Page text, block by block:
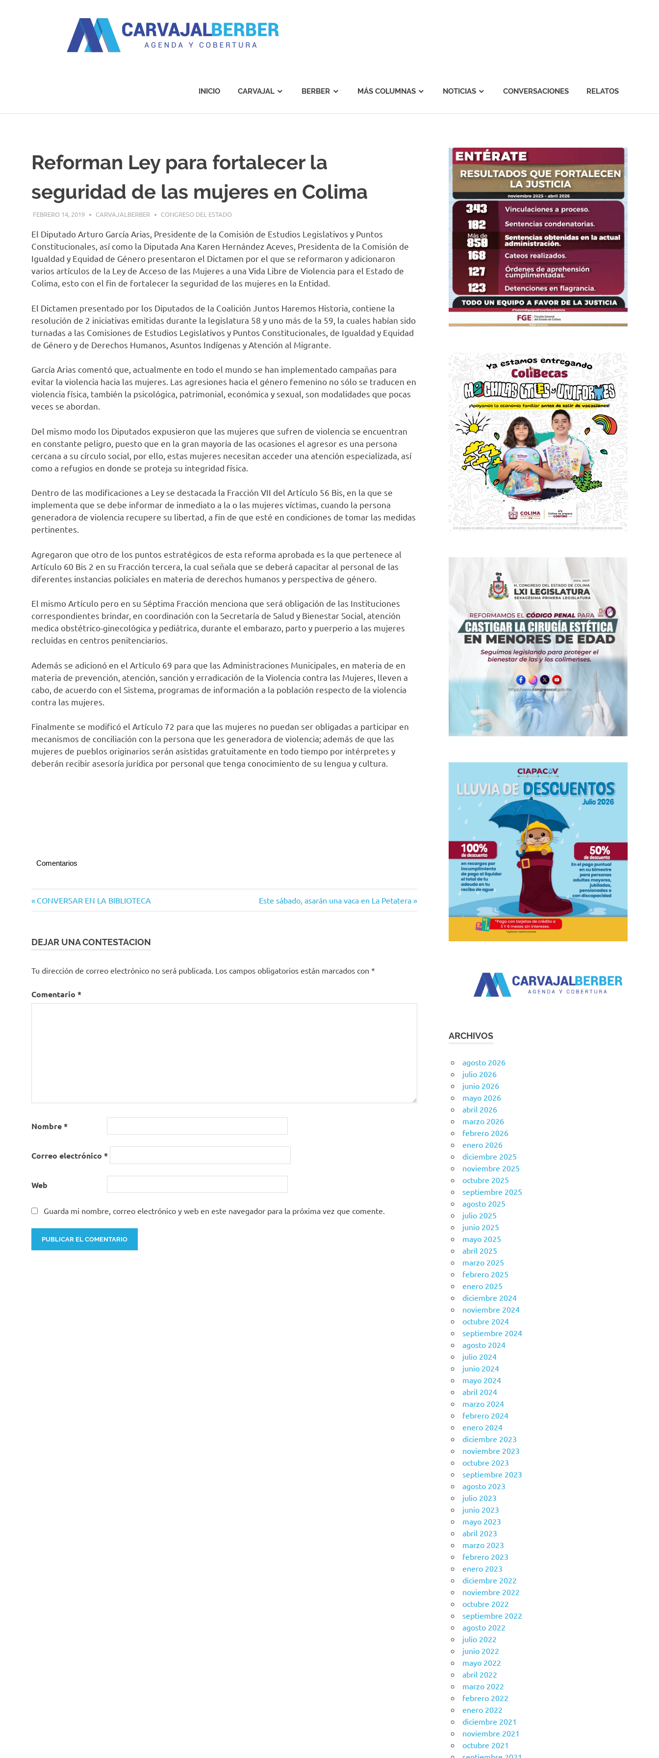
INICIO CARVAJAL BERBER MÁS COLUMNAS NOTICIAS CONVERSACIONES RELATOS
Reforman Ley para fortalecer la
seguridad de las mujeres en Colima
FEBRERO 14, 2019 CARVAJALBERBER CONGRESO DEL ESTADO
El Diputado Arturo García Arias, Presidente de la Comisión de Estudios Legislativos y Puntos
Constitucionales, así como la Diputada Ana Karen Hernández Aceves, Presidenta de la Comisión de
Igualdad y Equidad de Género presentaron el Dictamen por el que se reformaron y adicionaron
varios artículos de la Ley de Acceso de las Mujeres a una Vida Libre de Violencia para el Estado de
Colima, esto con el fin de fortalecer la seguridad de las mujeres en la Entidad.
El Dictamen presentado por los Diputados de la Coalición Juntos Haremos Historia, contiene la
resolución de 2 iniciativas emitidas durante la legislatura 58 y uno más de la 59, la cuales habían sido
turnadas a las Comisiones de Estudios Legislativos y Puntos Constitucionales, de Igualdad y Equidad
de Género y de Derechos Humanos, Asuntos Indígenas y Atención al Migrante.
García Arias comentó que, actualmente en todo el mundo se han implementado campañas para
evitar la violencia hacia las mujeres. Las agresiones hacia el género femenino no sólo se traducen en
violencia física, también la psicológica, patrimonial, económica y sexual, son modalidades que pocas
veces se abordan.
Del mismo modo los Diputados expusieron que las mujeres que sufren de violencia se encuentran
en constante peligro, puesto que en la gran mayoría de las ocasiones el agresor es una persona
cercana a su círculo social, por ello, estas mujeres necesitan acceder una atención especializada, así
como a refugios en donde se proteja su integridad física.
Dentro de las modificaciones a Ley se destacada la Fracción VII del Artículo 56 Bis, en la que se
implementa que se debe informar de inmediato a la o las mujeres víctimas, cuando la persona
generadora de violencia recupere su libertad, a fin de que esté en condiciones de tomar las medidas
pertinentes.
Agregaron que otro de los puntos estratégicos de esta reforma aprobada es la que pertenece al
Artículo 60 Bis 2 en su Fracción tercera, la cual señala que se deberá capacitar al personal de las
diferentes instancias policiales en materia de derechos humanos y perspectiva de género.
El mismo Artículo pero en su Séptima Fracción menciona que será obligación de las Instituciones
correspondientes brindar, en coordinación con la Secretaría de Salud y Bienestar Social, atención
medica obstétrico-ginecológica y pediátrica, durante el embarazo, parto y puerperio a las mujeres
recluidas en centros penitenciarios.
Además se adicionó en el Artículo 69 para que las Administraciones Municipales, en materia de en
materia de prevención, atención, sanción y erradicación de la Violencia contra las Mujeres, lleven a
cabo, de acuerdo con el Sistema, programas de información a la población respecto de la violencia
contra las mujeres.
Finalmente se modificó el Artículo 72 para que las mujeres no puedan ser obligadas a participar en
mecanismos de conciliación con la persona que les generadora de violencia; además de que las
mujeres de pueblos originarios serán asistidas gratuitamente en todo tiempo por intérpretes y
deberán recibir asesoría jurídica por personal que tenga conocimiento de su lengua y cultura.
Comentarios
del
Navegación
entradas
Entrada
anterior:
CONVERSAR EN LA BIBLIOTECA
Siguiente
entrada:
Este sábado, asarán una vaca en La Petatera
DEJAR UNA CONTESTACION
Tu dirección de correo electrónico no será publicada. Los campos obligatorios están marcados con *
Comentario *
Nombre*
Correo electrónico *
Web
Guarda mi nombre, correo electrónico y web en este navegador para la próxima vez que comente.
ARCHIVOS
agosto 2026
julio 2026
junio 2026
mayo 2026
abril 2026
marzo 2026
febrero 2026
enero 2026
diciembre 2025
noviembre 2025
octubre 2025
septiembre 2025
agosto 2025
julio 2025
junio 2025
mayo 2025
abril 2025
marzo 2025
febrero 2025
enero 2025
diciembre 2024
noviembre 2024
octubre 2024
septiembre 2024
agosto 2024
julio 2024
junio 2024
mayo 2024
abril 2024
marzo 2024
febrero 2024
enero 2024
diciembre 2023
noviembre 2023
octubre 2023
septiembre 2023
agosto 2023
julio 2023
junio 2023
mayo 2023
abril 2023
marzo 2023
febrero 2023
enero 2023
diciembre 2022
noviembre 2022
octubre 2022
septiembre 2022
agosto 2022
julio 2022
junio 2022
mayo 2022
abril 2022
marzo 2022
febrero 2022
enero 2022
diciembre 2021
noviembre 2021
octubre 2021